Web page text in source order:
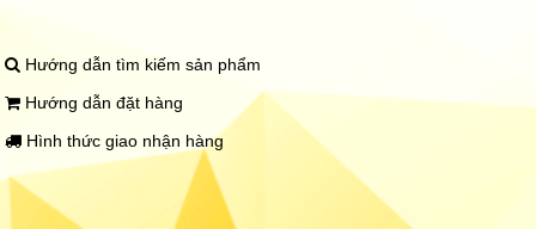
Hướng dẫn tìm kiếm sản phẩm
Hướng dẫn đặt hàng
Hình thức giao nhận hàng